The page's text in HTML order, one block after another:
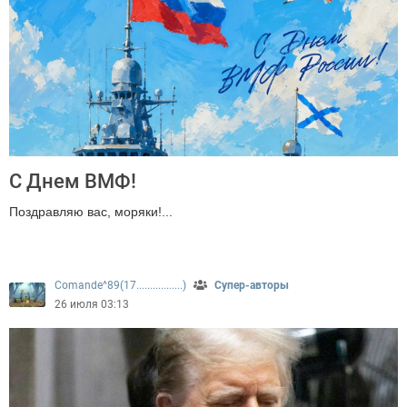
С Днем ВМФ!
Поздравляю вас, моряки!...
Comande^89(17.................)
Супер-авторы
26 июля 03:13